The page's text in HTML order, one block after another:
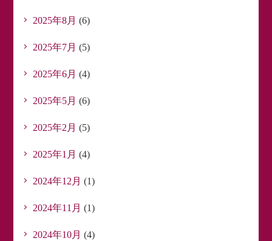
2025年8月 (6)
2025年7月 (5)
2025年6月 (4)
2025年5月 (6)
2025年2月 (5)
2025年1月 (4)
2024年12月 (1)
2024年11月 (1)
2024年10月 (4)